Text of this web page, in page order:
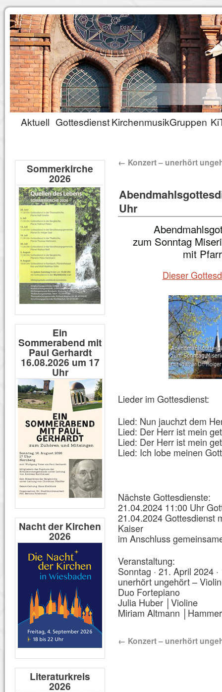
Aktuell GottesdienstKirchenmusikGruppen
← Konzert – unerhört
Uhr
zum Sonntag
mit
Dieser
Lieder im Gottesdienst:
Lied: Nun jauchzt dem
Lied: Der Herr ist mein
Lied: Der Herr ist mein
Lied: Ich lobe meinen
Nächste Gottesdienste:
21.04.2024 11:00 Uhr
21.04.2024 Gottesdienst
Kaiser
im Anschluss
Veranstaltung:
Sonntag · 21. April 2024
unerhört ungehört –
Duo Fortepiano
Julia Huber │Violine
Miriam Altmann
← Konzert – unerhört
Sommerkirche
2026
Ein
Sommerabend mit
Paul Gerhardt
16.08.2026 um 17
Uhr
Nacht der Kirchen
2026
Literaturkreis
2026